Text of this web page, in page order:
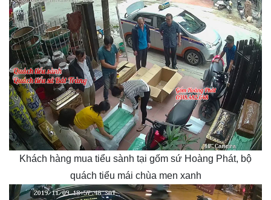
Khách hàng mua tiểu sành tại gốm sứ Hoàng Phát, bộ
quách tiểu mái chùa men xanh